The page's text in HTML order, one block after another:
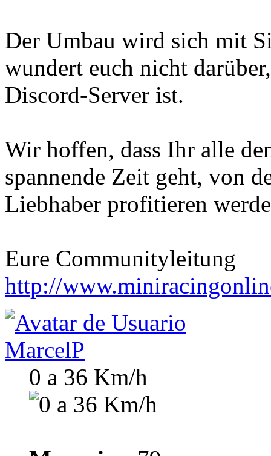
Der Umbau wird sich mit
wundert euch nicht
Discord-Server ist.
Wir hoffen, dass Ihr alle
spannende Zeit geht, von
Liebhaber profitieren
Eure Communityleitung
http://
MarcelP
0 a 36 Km/h